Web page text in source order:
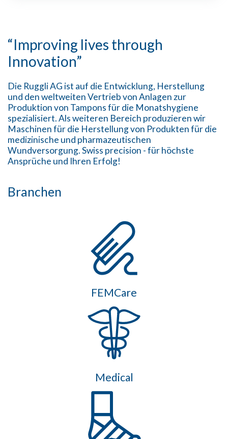
“Improving lives through
Innovation”
Die Ruggli AG ist auf die Entwicklung, Herstellung
und den weltweiten Vertrieb von Anlagen zur
Produktion von Tampons für die Monatshygiene
spezialisiert. Als weiteren Bereich produzieren wir
Maschinen für die Herstellung von Produkten für die
medizinische und pharmazeutischen
Wundversorgung. Swiss precision - für höchste
Ansprüche und Ihren Erfolg!
Branchen
FEMCare
Medical